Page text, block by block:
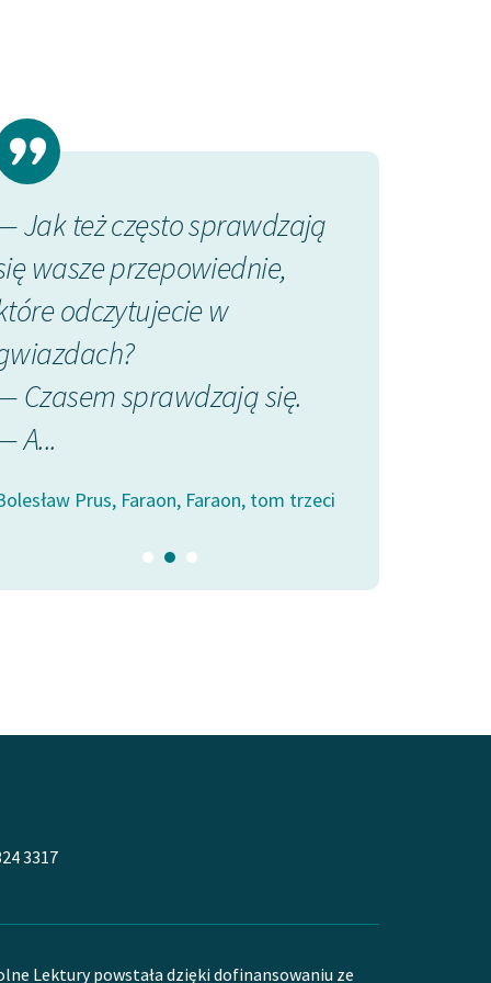
Jak też często sprawdzają
wasze przepowiednie,
odczytujecie w
Czasem sprawdzają się.
A...
Prus, Faraon, Faraon, tom trzeci
3317
Lektury powstała dzięki dofinansowaniu ze